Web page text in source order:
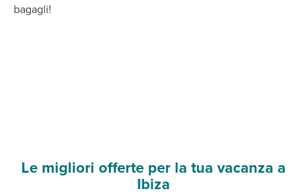
bagagli!
Le migliori offerte per la tua vacanza a
Ibiza